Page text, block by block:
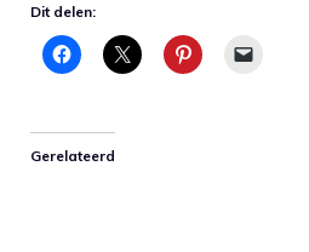
Dit delen:
Gerelateerd